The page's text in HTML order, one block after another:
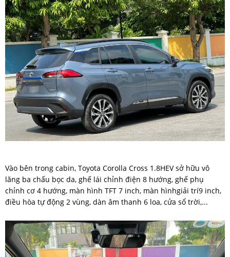
Vào bên trong cabin, Toyota Corolla Cross 1.8HEV sở hữu vô
lăng ba chấu bọc da, ghế lái chỉnh điện 8 hướng, ghế phụ
chỉnh cơ 4 hướng, màn hình TFT 7 inch, màn hìnhgiải trí9 inch,
điều hòa tự động 2 vùng, dàn âm thanh 6 loa, cửa sổ trời,...